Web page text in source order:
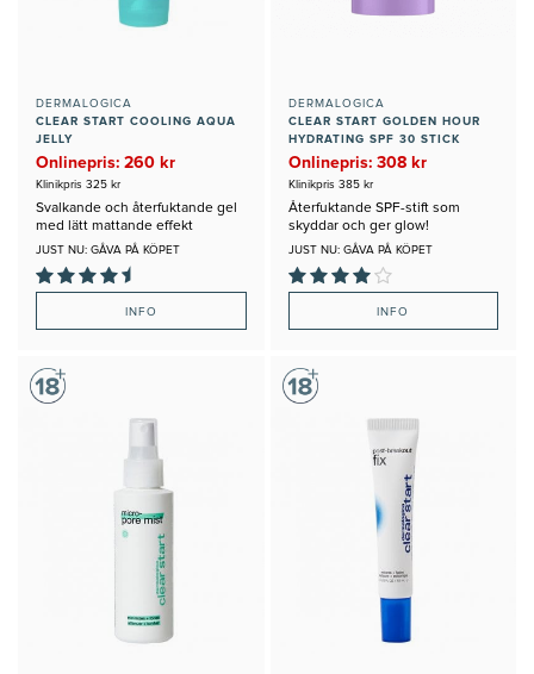
DERMALOGICA
CLEAR START COOLING AQUA
JELLY
Onlinepris: 260 kr
Klinikpris 325 kr
Svalkande och återfuktande gel
med lätt mattande effekt
JUST NU: GÅVA PÅ KÖPET
INFO
DERMALOGICA
CLEAR START GOLDEN HOUR
HYDRATING SPF 30 STICK
Onlinepris: 308 kr
Klinikpris 385 kr
Återfuktande SPF-stift som
skyddar och ger glow!
JUST NU: GÅVA PÅ KÖPET
INFO